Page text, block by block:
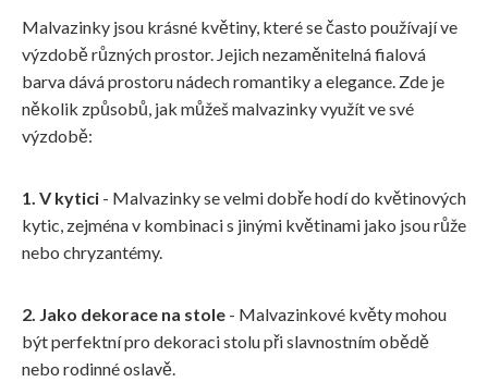
Malvazinky jsou krásné květiny, které se často používají ve
výzdobě různých prostor. Jejich nezaměnitelná fialová
barva dává prostoru nádech romantiky a elegance. Zde je
několik způsobů, jak můžeš malvazinky využít ve své
výzdobě:
1. V kytici - Malvazinky se velmi dobře hodí do květinových
kytic, zejména v kombinaci s jinými květinami jako jsou růže
nebo chryzantémy.
2. Jako dekorace na stole - Malvazinkové květy mohou
být perfektní pro dekoraci stolu při slavnostním obědě
nebo rodinné oslavě.